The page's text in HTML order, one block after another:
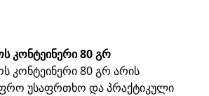
კონტეინერი 80 გრ
კონტეინერი 80 გრ არის
უსაფრთხო და პრაქტიკული